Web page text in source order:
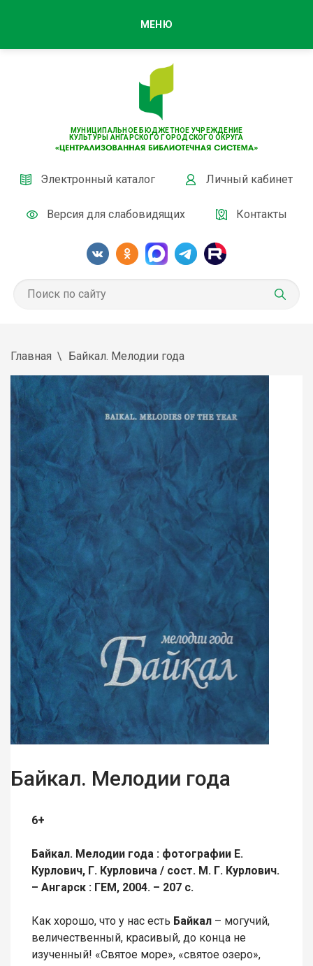
МУНИЦИПАЛЬНОЕ БЮДЖЕТНОЕ УЧРЕЖДЕНИЕ
КУЛЬТУРЫ АНГАРСКОГО ГОРОДСКОГО ОКРУГА
Электронный каталог Личный кабинет
Версия для слабовидящих Контакты
МЕНЮ
Главная Байкал. Мелодии года
Байкал. Мелодии года
6+
Байкал. Мелодии года : фотографии Е.
Курлович, Г. Курловича / сост. М. Г. Курлович.
– Ангарск : ГЕМ, 2004. – 207 с.
Как хорошо, что у нас есть Байкал – могучий,
величественный, красивый, до конца не
изученный! «Святое море», «святое озеро»,